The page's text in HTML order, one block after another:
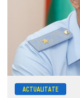
ACTUALITATE